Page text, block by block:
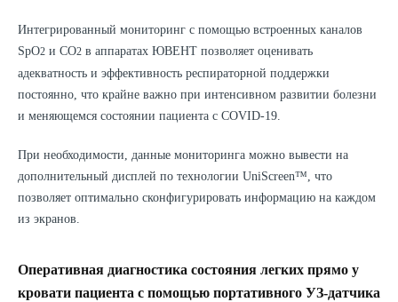
Интегрированный мониторинг с помощью встроенных каналов
SpO2 и CO2 в аппаратах ЮВЕНТ позволяет оценивать
адекватность и эффективность респираторной поддержки
постоянно, что крайне важно при интенсивном развитии болезни
и меняющемся состоянии пациента с COVID-19.
При необходимости, данные мониторинга можно вывести на
дополнительный дисплей по технологии UniScreen™, что
позволяет оптимально сконфигурировать информацию на каждом
из экранов.
Оперативная диагностика состояния легких прямо у
кровати пациента с помощью портативного УЗ-датчика